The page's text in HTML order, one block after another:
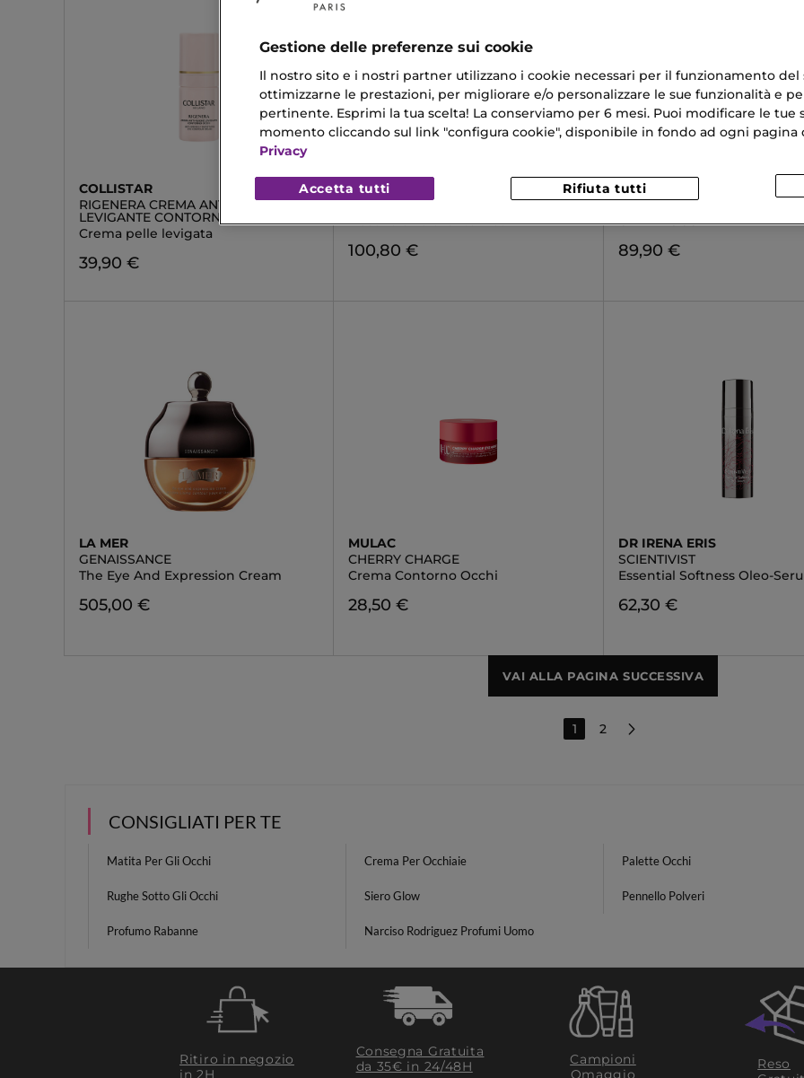
COLLISTAR
RIGENERA CREMA ANTI-RUGHE
LEVIGANTE CONTORNO OCCHI
Crema pelle levigata
39,90 €
SISLEY
MASQUE EXFOLIANT ENZYMATIQUE
Maschera Esfoliante Viso
100,80 €
CHANEL
N°1 DE CHANEL
CREMA OCCHI
89,90 €
LA MER
GENAISSANCE
The Eye And Expression Cream
505,00 €
MULAC
CHERRY CHARGE
Crema Contorno Occhi
28,50 €
DR IRENA ERIS
SCIENTIVIST
Essential Softness Oleo-
62,30 €
VAI ALLA PAGINA SUCCESSIVA
1 2
CONSIGLIATI PER TE
Matita Per Gli Occhi Crema Per Occhiaie Palette Occhi
Rughe Sotto Gli Occhi Siero Glow Pennello Polveri
Profumo Rabanne Narciso Rodriguez Profumi Uomo
Ritiro in negozio
in 2H
Consegna Gratuita
da 35€​ in 24/48H
Campioni
Reso
Gestione delle preferenze sui cookie
Il nostro sito e i nostri partner utilizzano i cookie necessari per il funzionamento
ottimizzarne le prestazioni, per migliorare e/o personalizzare le sue funzionalità e
pertinente. Esprimi la tua scelta! La conserviamo per 6 mesi. Puoi modificare le tue
momento cliccando sul link "configura cookie", disponibile in fondo ad ogni pagina
Privacy
Rifiuta tutti
Accetta tutti